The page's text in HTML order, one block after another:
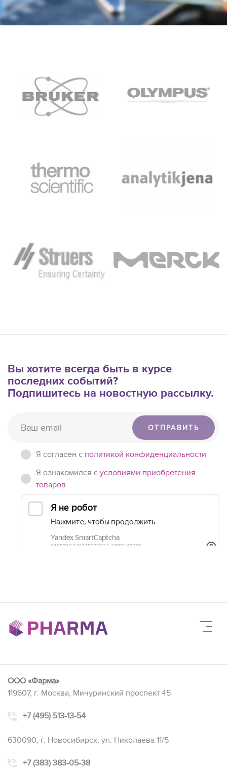
Вы хотите всегда быть в курсе
последних событий?
Подпишитесь на новостную рассылку.
ОТПРАВИТЬ
Я согласен c политикой конфиденциальности
Я ознакомился с условиями приобретения
товаров
ООО «Фарма»
119607, г. Москва, Мичуринский проспект 45
+7 (495) 513-13-54
630090, г. Новосибирск, ул. Николаева 11/5
+7 (383) 383-05-38